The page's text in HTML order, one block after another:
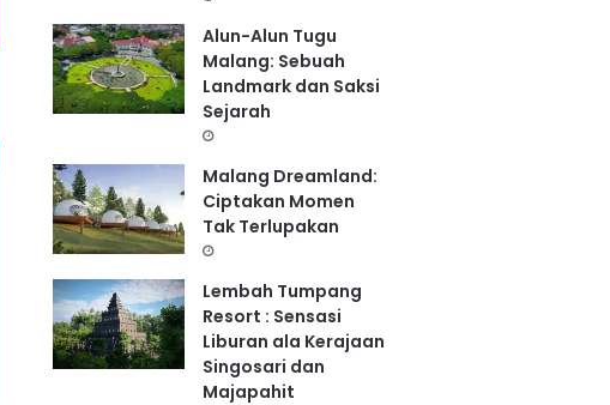
Alun-Alun Tugu
Malang: Sebuah
Landmark dan Saksi
Sejarah
Malang Dreamland:
Ciptakan Momen
Tak Terlupakan
Lembah Tumpang
Resort : Sensasi
Liburan ala Kerajaan
Singosari dan
Majapahit